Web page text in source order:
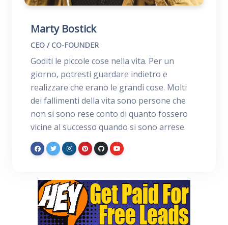
Marty Bostick
CEO / CO-FOUNDER
Goditi le piccole cose nella vita. Per un
giorno, potresti guardare indietro e
realizzare che erano le grandi cose. Molti
dei fallimenti della vita sono persone che
non si sono rese conto di quanto fossero
vicine al successo quando si sono arrese.